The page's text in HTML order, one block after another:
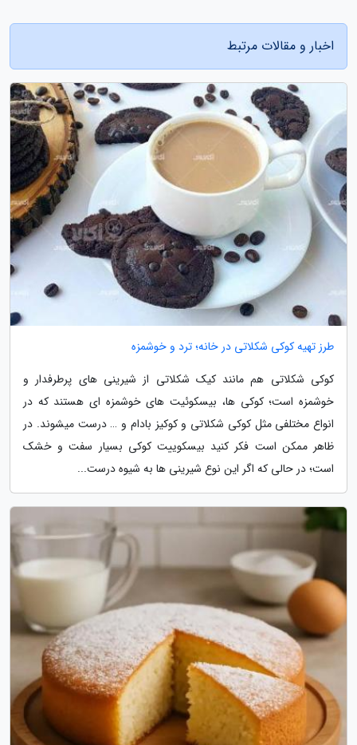
اخبار و مقالات مرتبط
طرز تهیه کوکی شکلاتی در خانه؛ ترد و خوشمزه
کوکی شکلاتی هم مانند کیک شکلاتی از شیرینی های پرطرفدار و
خوشمزه است؛ کوکی ها، بیسکوئیت های خوشمزه ای هستند که در
انواع مختلفی مثل کوکی شکلاتی و کوکیز بادام و … درست میشوند. در
ظاهر ممکن است فکر کنید بیسکوییت کوکی بسیار سفت و خشک
است؛ در حالی که اگر این نوع شیرینی ها به شیوه درست...